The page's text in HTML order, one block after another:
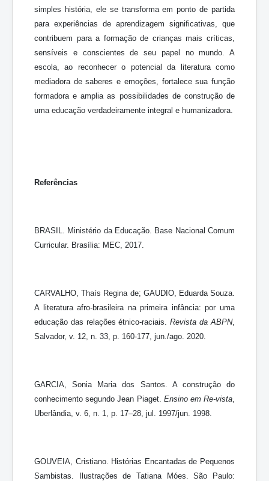
simples história, ele se transforma em ponto de partida
para experiências de aprendizagem significativas, que
contribuem para a formação de crianças mais críticas,
sensíveis e conscientes de seu papel no mundo. A
escola, ao reconhecer o potencial da literatura como
mediadora de saberes e emoções, fortalece sua função
formadora e amplia as possibilidades de construção de
uma educação verdadeiramente integral e humanizadora.
Referências
BRASIL. Ministério da Educação. Base Nacional Comum
Curricular. Brasília: MEC, 2017.
CARVALHO, Thaís Regina de; GAUDIO, Eduarda Souza.
A literatura afro-brasileira na primeira infância: por uma
educação das relações étnico-raciais.Revista da ABPN,
Salvador, v. 12, n. 33, p. 160-177, jun./ago. 2020.
GARCIA, Sonia Maria dos Santos. A construção do
conhecimento segundo Jean Piaget. Ensino em Re-vista
Uberlândia, v. 6, n. 1, p. 17–28, jul. 1997/jun. 1998.
GOUVEIA, Cristiano. Histórias Encantadas de Pequenos
Sambistas. Ilustrações de Tatiana Móes. São Paulo: